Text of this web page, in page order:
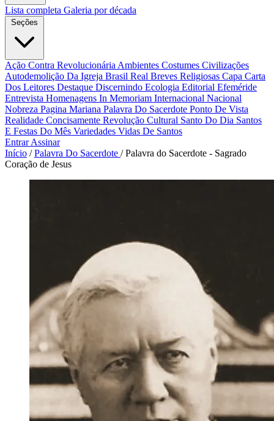
Lista completa Galeria por década
Seções
Ação Contra Revolucionária Ambientes Costumes Civilizações
Autodemolição Da Igreja Brasil Real Breves Religiosas Capa Carta
Dos Leitores Destaque Discernindo Ecologia Editorial Efeméride
Entrevista Homenagens In Memoriam Internacional Nacional
Nobreza Pagina Mariana Palavra Do Sacerdote Ponto De Vista
Realidade Concisamente Revolução Cultural Santo Do Dia Santos
E Festas Do Mês Variedades Vidas De Santos
EntrarAssinar
Início / Palavra Do Sacerdote / Palavra do Sacerdote - Sagrado
Coração de Jesus